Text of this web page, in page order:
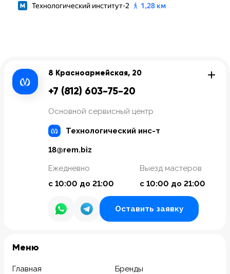
8 Красноармейская, 20
+7 (812) 603-75-20
Основной сервисный центр
Технологический инс-т
18@rem.biz
Ежедневно
с 10:00 до 21:00
Выезд мастеров
с 10:00 до 21:00
Оставить заявку
Meню
Главная Бренды